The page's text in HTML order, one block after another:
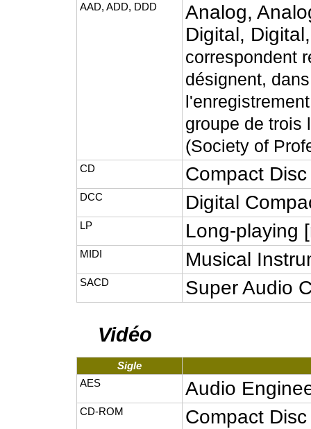
AAD, ADD, DDD
Analog,
Digital,
correspondent
désignent,
groupe de trois
(Society of
CD Compact Disc
DCC Digital
LP Long-playing
MIDI Musical
SACD Super Audio
Vidéo
Sigle
AES
Audio
CD-ROM Compact